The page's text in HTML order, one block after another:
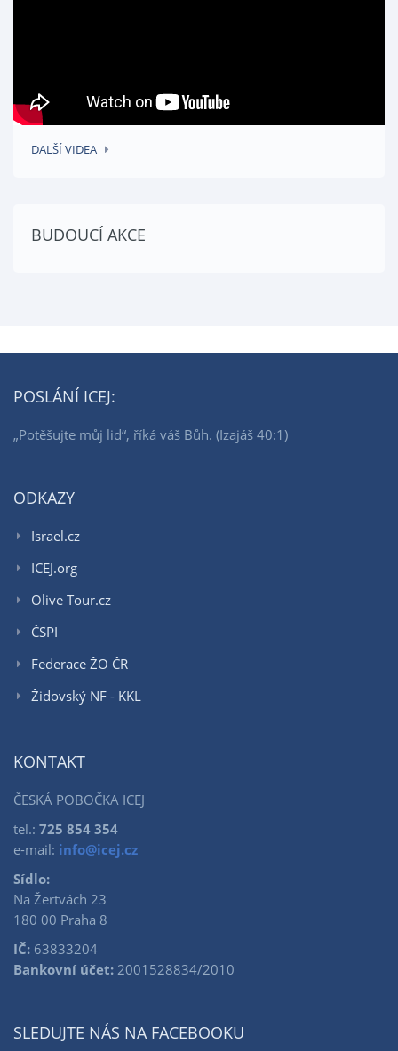
DALŠÍ VIDEA
BUDOUCÍ AKCE
POSLÁNÍ ICEJ:
„Potěšujte můj lid“, říká váš Bůh. (Izajáš 40:1)
ODKAZY
Israel.cz
ICEJ.org
Olive Tour.cz
ČSPI
Federace ŽO ČR
Židovský NF - KKL
KONTAKT
ČESKÁ POBOČKA ICEJ
tel.: 725 854 354
e-mail: info@icej.cz
Sídlo:
Na Žertvách 23
180 00 Praha 8
IČ: 63833204
Bankovní účet: 2001528834/2010
SLEDUJTE NÁS NA FACEBOOKU